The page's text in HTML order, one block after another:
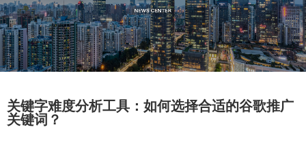
关键字难度分析工具：如何选择合适的谷歌推广
关键词？